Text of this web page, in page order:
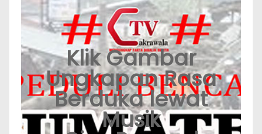
Klik Gambar
Ungkapan Rasa
Berduka lewat
Musik